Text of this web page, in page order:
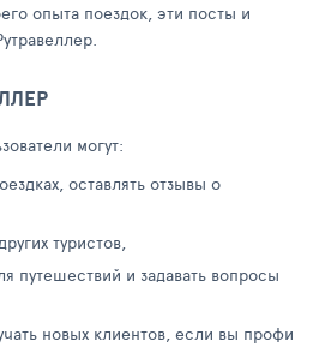
опыта поездок, эти посты и
могут:
оставлять отзывы о
туристов,
путешествий и задавать вопросы
новых клиентов, если вы профи